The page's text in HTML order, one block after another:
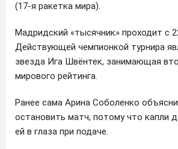
(17-я ракетка мира).
Мадридский «тысячник» проходит с
Действующей чемпионкой турнира
звезда Ига Швёнтек, занимающая
мирового рейтинга.
Ранее сама Арина Соболенко
остановить матч, потому что капли
ей в глаза при подаче.